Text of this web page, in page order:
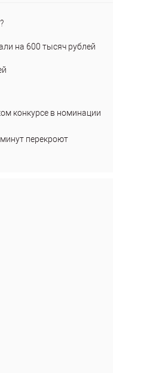
на 600 тысяч рублей
конкурсе в номинации
перекроют